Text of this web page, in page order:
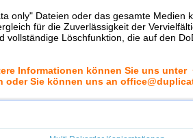
only" Dateien oder das gesamte Medien
für die Zuverlässigkeit der
vollständige Löschfunktion, die auf den
Informationen können Sie uns unter
oder Sie können uns an